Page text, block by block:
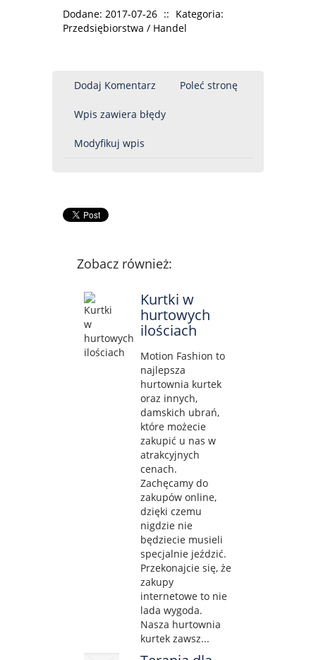
Dodane: 2017-07-26 :: Kategoria:
Przedsiębiorstwa / Handel
Dodaj Komentarz Poleć stronę
Wpis zawiera błędy
Modyfikuj wpis
Zobacz również:
Kurtki w
hurtowych
ilościach
Motion Fashion to
najlepsza
hurtownia kurtek
oraz innych,
damskich ubrań,
które możecie
zakupić u nas w
atrakcyjnych
cenach.
Zachęcamy do
zakupów online,
dzięki czemu
nigdzie nie
będziecie musieli
specjalnie jeździć.
Przekonajcie się, że
zakupy
internetowe to nie
lada wygoda.
Nasza hurtownia
kurtek zawsz...